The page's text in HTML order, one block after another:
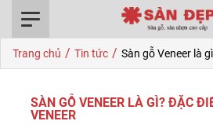
Trang chủ / Tin tức / Sàn gỗ Veneer là
SÀN GỖ VENEER LÀ GÌ? ĐẶC
VENEER